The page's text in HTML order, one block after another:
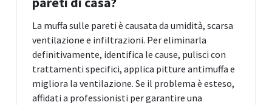
La muffa sulle pareti è causata da umidità, scarsa
ventilazione e infiltrazioni. Per eliminarla
definitivamente, identifica le cause, pulisci con
trattamenti specifici, applica pitture antimuffa e
migliora la ventilazione. Se il problema è esteso,
affidati a professionisti per garantire una